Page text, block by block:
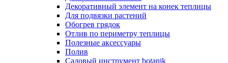
Декоративный элемент на конек теплицы
Для подвязки растений
Обогрев грядок
Отлив по периметру теплицы
Полезные аксессуары
Полив
Садовый инструмент botanik